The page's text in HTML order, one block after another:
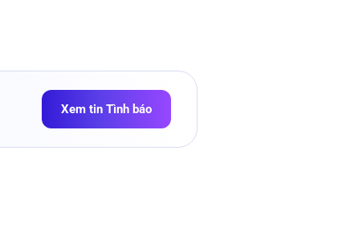
Xem tin Tình báo